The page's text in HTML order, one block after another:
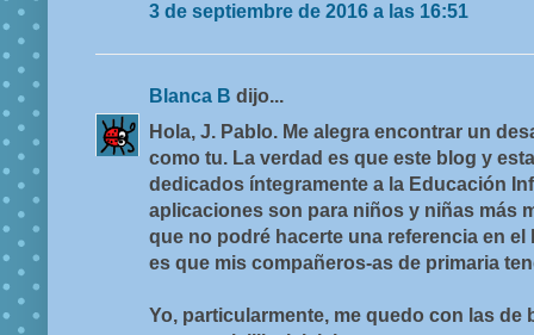
3 de septiembre de 2016 a las 16:51
Blanca B dijo...
Hola, J. Pablo. Me alegra encontrar un
como tu. La verdad es que este blog y
dedicados íntegramente a la Educación
aplicaciones son para niños y niñas más
que no podré hacerte una referencia en
es que mis compañeros-as de primaria
Yo, particularmente, me quedo con las de